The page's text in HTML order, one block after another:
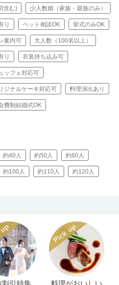
含む) 少人数婚（家族・親族のみ）
り ペット相談OK 挙式のみOK
案内可 大人数（100名以上）
り 衣装持ち込み可
ッフェ対応可
ジナルケーキ対応可 料理演出あり
費制結婚式OK
約40人 約50人 約60人
約100人 約110人 約120人
割引特集 料理がおいしい